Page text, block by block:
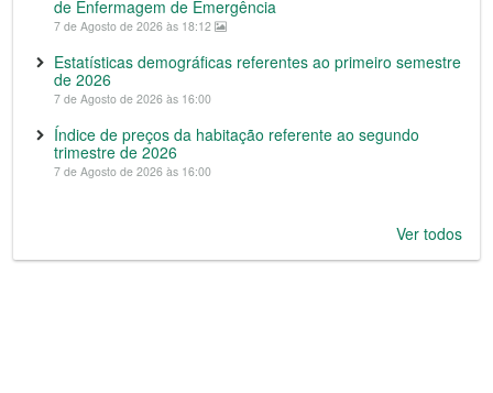
de Enfermagem de Emergência
7 de Agosto de 2026 às 18:12
Estatísticas demográficas referentes ao primeiro semestre
de 2026
7 de Agosto de 2026 às 16:00
Índice de preços da habitação referente ao segundo
trimestre de 2026
7 de Agosto de 2026 às 16:00
Ver todos